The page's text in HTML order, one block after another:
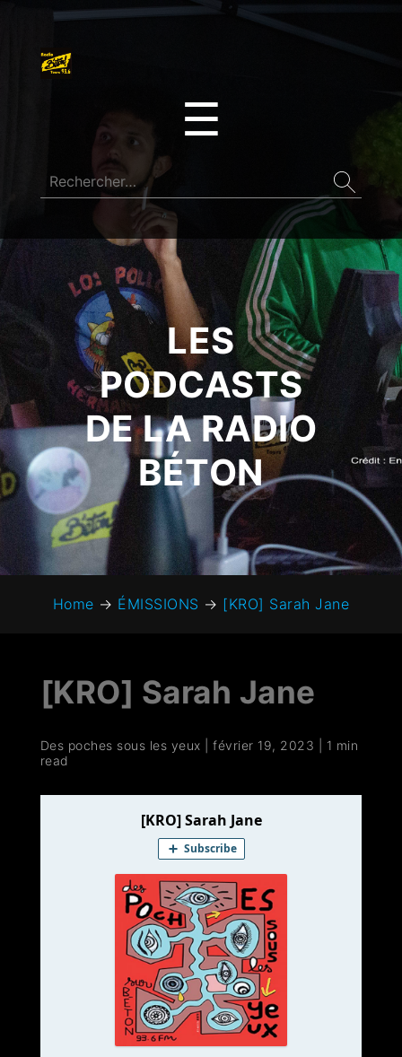
☰
LES
PODCASTS
DE LA RADIO
BÉTON
Home → ÉMISSIONS → [KRO] Sarah Jane
[KRO] Sarah Jane
Des poches sous les yeux |février 19, 2023
1 min
read